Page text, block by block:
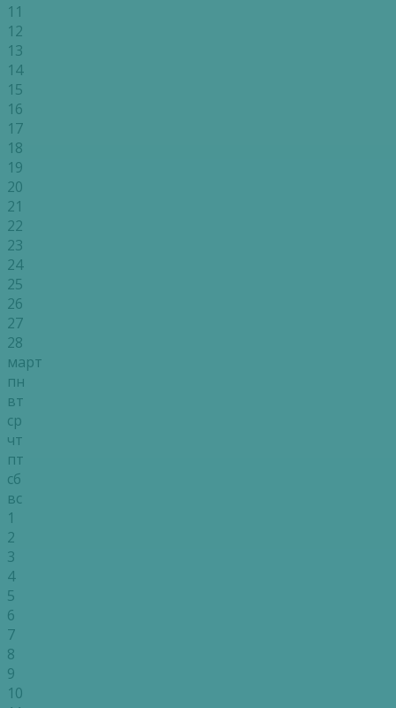
11
12
13
14
15
16
17
18
19
20
21
22
23
24
25
26
27
28
март
пн
вт
ср
чт
пт
сб
вс
1
2
3
4
5
6
7
8
9
10